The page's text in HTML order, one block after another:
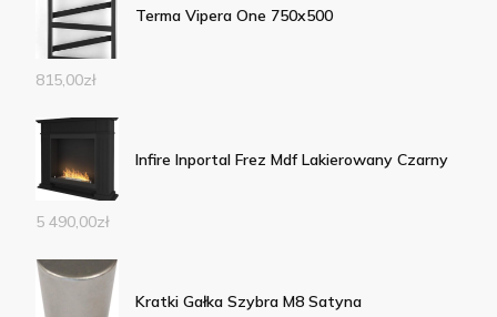
Terma Vipera One 750x500
815,00zł
Infire Inportal Frez Mdf Lakierowany Czarny
5 490,00zł
Kratki Gałka Szybra M8 Satyna